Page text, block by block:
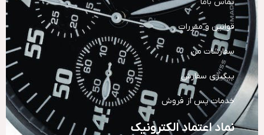
قوانین و مقررات
سفارشات من
پیگیری سفارش
خدمات پس از فروش
نماد اعتماد الکترونیک